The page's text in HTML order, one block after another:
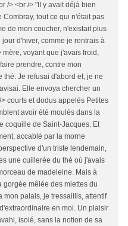
/> <br /> "II y avait déjà bien
Combray, tout ce qui n'était pas
de mon coucher, n'existait plus
d'hiver, comme je rentrais à
mère, voyant que j'avais froid,
prendre, contre mon
thé. Je refusai d'abord et, je ne
Elle envoya chercher un
courts et dodus appelés Petites
avoir été moulés dans la
coquille de Saint-Jacques. Et
accablé par la morne
d'un triste lendemain,
une cuillerée du thé où j'avais
de madeleine. Mais à
gorgée mêlée des miettes du
mon palais, je tressaillis, attentif
en moi. Un plaisir
isolé, sans la notion de sa